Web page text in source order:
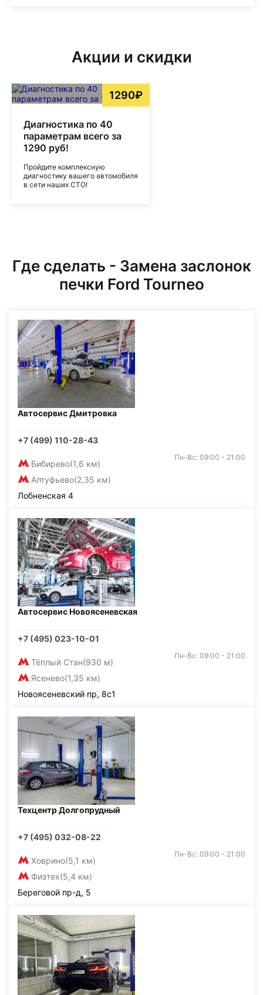
Акции и скидки
1290₽
Диагностика по 40
параметрам всего за
1290 руб!
Пройдите комплексную
диагностику вашего автомобиля
в сети наших СТО!
Где сделать - Замена заслонок
печки Ford Tourneo
Автосервис Дмитровка
+7 (499) 110-28-43
Бибирево(1,6 км)
Алтуфьево(2,35 км)
Пн-Вс: 09:00 - 21:00
Лобненская 4
Автосервис Новоясеневская
+7 (495) 023-10-01
Тёплый Стан(930 м)
Ясенево(1,35 км)
Пн-Вс: 09:00 - 21:00
Новоясеневский пр, 8с1
Техцентр Долгопрудный
+7 (495) 032-08-22
Ховрино(5,1 км)
Физтех(5,4 км)
Пн-Вс: 09:00 - 21:00
Береговой пр-д, 5